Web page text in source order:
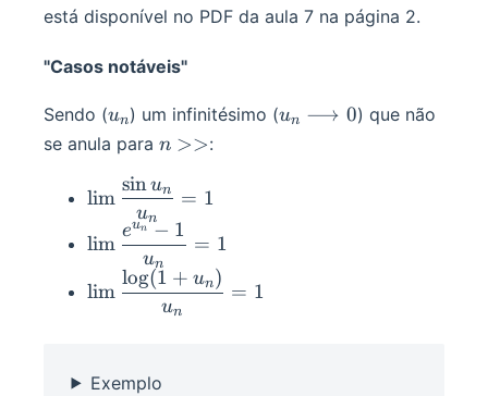
está disponível no PDF da aula 7 na página 2.
"Casos notáveis"
Sendo (u_n
un) um infinitésimo (u_n\longrightarrow
un ⟶ 0) que não
se anula para n>>
n >>:
\displaystyle\lim\frac{\sin
u_n}{u_n}=1
lim
un
sinun = 1
\displaystyle\lim\frac{e^{u_n}-1}
{u_n}=1
lim
un
eun − 1
= 1
\displaystyle\lim\frac{\log(1+u_n)}
{u_n}=1
lim
un
log(1 + un)
= 1
Exemplo